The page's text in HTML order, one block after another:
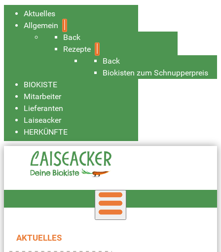
Aktuelles
Allgemein
Back
Rezepte
Back
Biokisten zum Schnupperpreis
BIOKISTE
Mitarbeiter
Lieferanten
Laiseacker
HERKÜNFTE
AKTUELLES